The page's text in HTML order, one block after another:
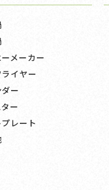
メーカー
イヤー
ー
ー
レート